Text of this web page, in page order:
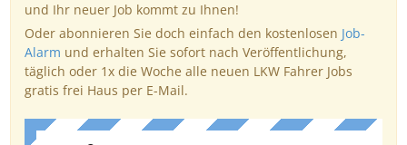
und Ihr neuer Job kommt zu Ihnen!
Oder abonnieren Sie doch einfach den kostenlosen Job-
Alarm und erhalten Sie sofort nach Veröffentlichung,
täglich oder 1x die Woche alle neuen LKW Fahrer Jobs
gratis frei Haus per E-Mail.